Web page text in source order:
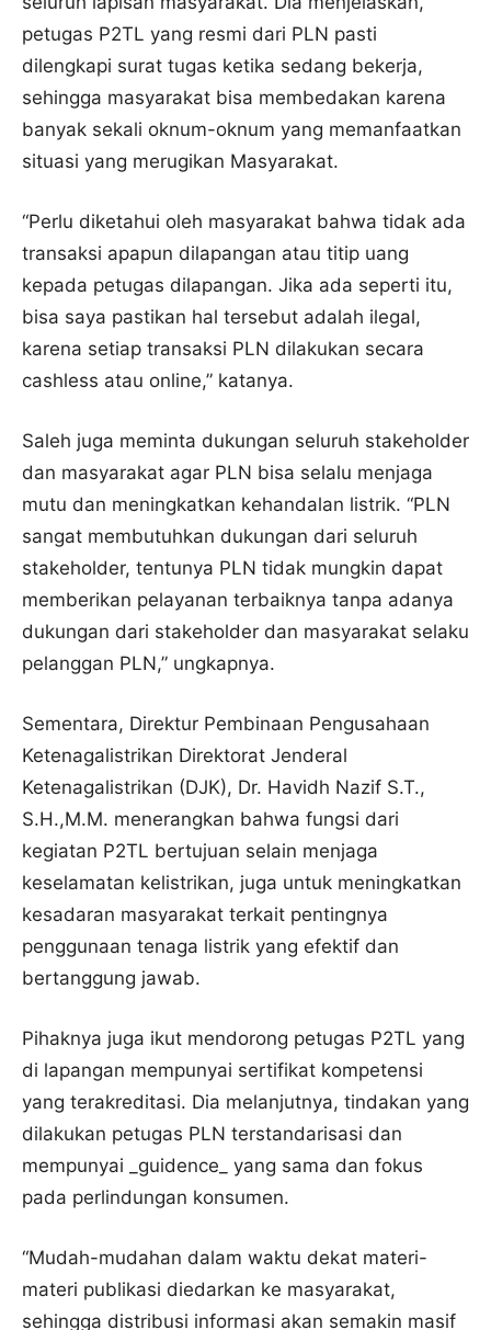
petugas P2TL yang resmi dari PLN pasti
dilengkapi surat tugas ketika sedang bekerja,
sehingga masyarakat bisa membedakan karena
banyak sekali oknum-oknum yang memanfaatkan
situasi yang merugikan Masyarakat.
“Perlu diketahui oleh masyarakat bahwa tidak ada
transaksi apapun dilapangan atau titip uang
kepada petugas dilapangan. Jika ada seperti itu,
bisa saya pastikan hal tersebut adalah ilegal,
karena setiap transaksi PLN dilakukan secara
cashless atau online,” katanya.
Saleh juga meminta dukungan seluruh stakeholder
dan masyarakat agar PLN bisa selalu menjaga
mutu dan meningkatkan kehandalan listrik. “PLN
sangat membutuhkan dukungan dari seluruh
stakeholder, tentunya PLN tidak mungkin dapat
memberikan pelayanan terbaiknya tanpa adanya
dukungan dari stakeholder dan masyarakat selaku
pelanggan PLN,” ungkapnya.
Sementara, Direktur Pembinaan Pengusahaan
Ketenagalistrikan Direktorat Jenderal
Ketenagalistrikan (DJK), Dr. Havidh Nazif S.T.,
S.H.,M.M. menerangkan bahwa fungsi dari
kegiatan P2TL bertujuan selain menjaga
keselamatan kelistrikan, juga untuk meningkatkan
kesadaran masyarakat terkait pentingnya
penggunaan tenaga listrik yang efektif dan
bertanggung jawab.
Pihaknya juga ikut mendorong petugas P2TL yang
di lapangan mempunyai sertifikat kompetensi
yang terakreditasi. Dia melanjutnya, tindakan yang
dilakukan petugas PLN terstandarisasi dan
mempunyai _guidence_ yang sama dan fokus
pada perlindungan konsumen.
“Mudah-mudahan dalam waktu dekat materi-
materi publikasi diedarkan ke masyarakat,
sehingga distribusi informasi akan semakin masif